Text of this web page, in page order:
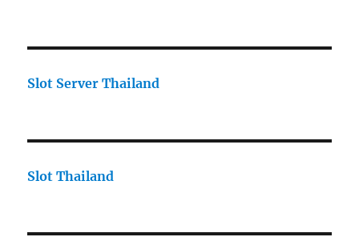
Slot Server Thailand
Slot Thailand